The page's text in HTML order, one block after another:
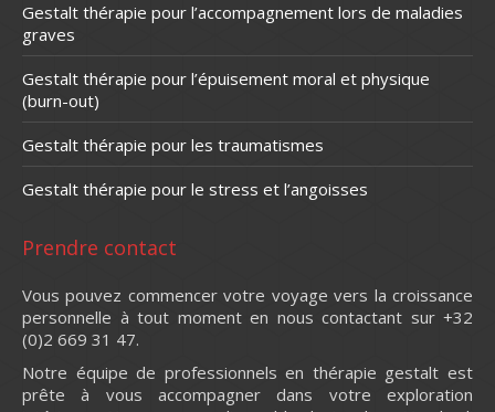
Gestalt thérapie pour l’accompagnement lors de maladies
graves
Gestalt thérapie pour l’épuisement moral et physique
(burn-out)
Gestalt thérapie pour les traumatismes
Gestalt thérapie pour le stress et l’angoisses
Prendre contact
Vous pouvez commencer votre voyage vers la croissance
personnelle à tout moment en nous contactant sur +32
(0)2 669 31 47.
Notre équipe de professionnels en thérapie gestalt est
prête à vous accompagner dans votre exploration